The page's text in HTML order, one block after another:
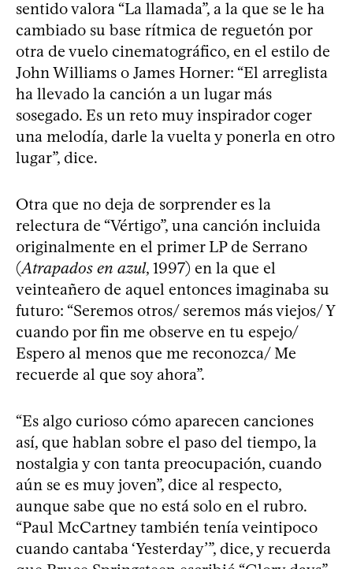
sentido valora “La llamada”, a la que se le ha
cambiado su base rítmica de reguetón por
otra de vuelo cinematográfico, en el estilo de
John Williams o James Horner: “El arreglista
ha llevado la canción a un lugar más
sosegado. Es un reto muy inspirador coger
una melodía, darle la vuelta y ponerla en otro
lugar”, dice.
Otra que no deja de sorprender es la
relectura de “Vértigo”, una canción incluida
originalmente en el primer LP de Serrano
(Atrapados en azul, 1997) en la que el
veinteañero de aquel entonces imaginaba su
futuro: “Seremos otros/ seremos más viejos/ Y
cuando por fin me observe en tu espejo/
Espero al menos que me reconozca/ Me
recuerde al que soy ahora”.
“Es algo curioso cómo aparecen canciones
así, que hablan sobre el paso del tiempo, la
nostalgia y con tanta preocupación, cuando
aún se es muy joven”, dice al respecto,
aunque sabe que no está solo en el rubro.
“Paul McCartney también tenía veintipoco
cuando cantaba ‘Yesterday’”, dice, y recuerda